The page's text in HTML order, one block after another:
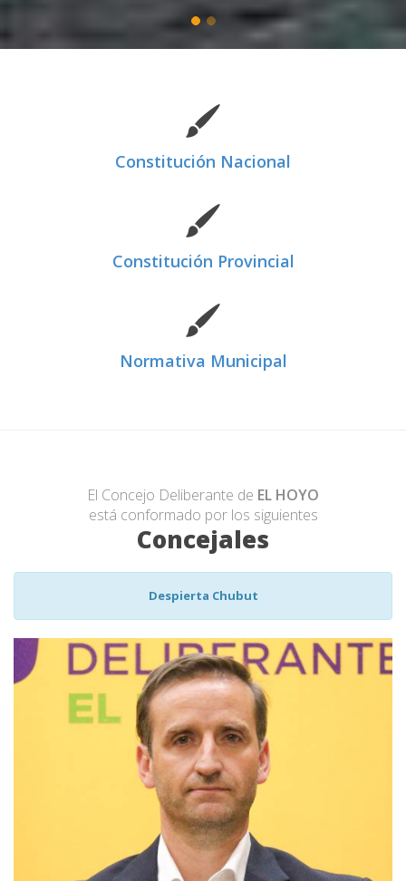
Constitución Nacional
Constitución Provincial
Normativa Municipal
El Concejo Deliberante de EL HOYO
está conformado por los siguientes
Concejales
Despierta Chubut